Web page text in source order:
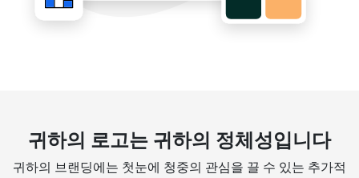
귀하의 로고는 귀하의 정체성입니다
귀하의 브랜딩에는 첫눈에 청중의 관심을 끌 수 있는 추가적